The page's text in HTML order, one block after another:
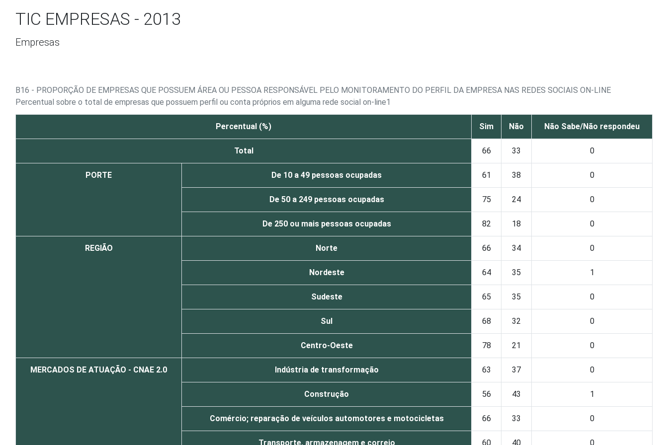
TIC EMPRESAS - 2013
Empresas
B16 - PROPORÇÃO DE EMPRESAS QUE POSSUEM ÁREA OU PESSOA RESPONSÁVEL PELO MONITORAMENTO DO PERFIL DA EMPRESA NAS REDES SOCIAIS ON-LINE
Percentual sobre o total de empresas que possuem perfil ou conta próprios em alguma rede social on-line1
Percentual (%) Sim Não Não Sabe/Não respondeu
Total 66 33 0
PORTE De 10 a 49 pessoas ocupadas 61 38 0
De 50 a 249 pessoas ocupadas 75 24 0
De 250 ou mais pessoas ocupadas 82 18 0
REGIÃO Norte 66 34 0
Nordeste 64 35 1
Sudeste 65 35 0
Sul 68 32 0
Centro-Oeste 78 21 0
MERCADOS DE ATUAÇÃO - CNAE 2.0 Indústria de transformação 63 37 0
Construção 56 43 1
Comércio; reparação de veículos automotores e motocicletas 66 33 0
Transporte, armazenagem e correio 60 40 0